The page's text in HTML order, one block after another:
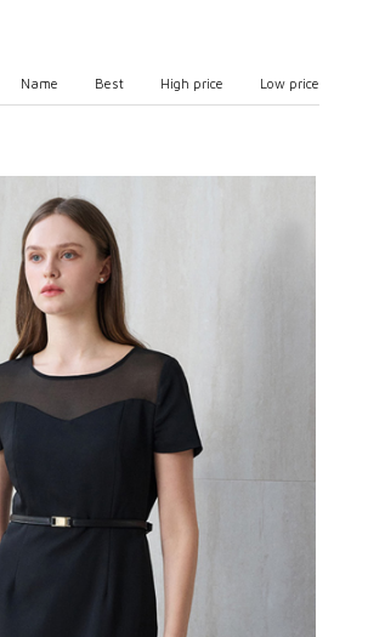
Name Best High price Low price